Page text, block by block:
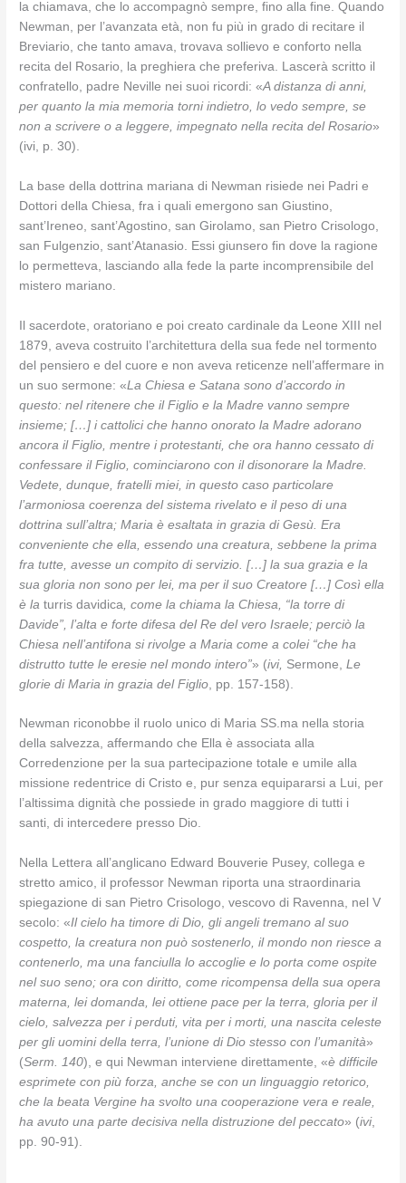
la chiamava, che lo accompagnò sempre, fino alla fine. Quando
Newman, per l’avanzata età, non fu più in grado di recitare il
Breviario, che tanto amava, trovava sollievo e conforto nella
recita del Rosario, la preghiera che preferiva. Lascerà scritto il
confratello, padre Neville nei suoi ricordi: «A distanza di anni,
per quanto la mia memoria torni indietro, lo vedo sempre, se
non a scrivere o a leggere, impegnato nella recita del Rosario»
(ivi, p. 30).
La base della dottrina mariana di Newman risiede nei Padri e
Dottori della Chiesa, fra i quali emergono san Giustino,
sant’Ireneo, sant’Agostino, san Girolamo, san Pietro Crisologo,
san Fulgenzio, sant’Atanasio. Essi giunsero fin dove la ragione
lo permetteva, lasciando alla fede la parte incomprensibile del
mistero mariano.
Il sacerdote, oratoriano e poi creato cardinale da Leone XIII nel
1879, aveva costruito l’architettura della sua fede nel tormento
del pensiero e del cuore e non aveva reticenze nell’affermare in
un suo sermone: «La Chiesa e Satana sono d’accordo in
questo: nel ritenere che il Figlio e la Madre vanno sempre
insieme; […] i cattolici che hanno onorato la Madre adorano
ancora il Figlio, mentre i protestanti, che ora hanno cessato di
confessare il Figlio, cominciarono con il disonorare la Madre.
Vedete, dunque, fratelli miei, in questo caso particolare
l’armoniosa coerenza del sistema rivelato e il peso di una
dottrina sull’altra; Maria è esaltata in grazia di Gesù. Era
conveniente che ella, essendo una creatura, sebbene la prima
fra tutte, avesse un compito di servizio. […] la sua grazia e la
sua gloria non sono per lei, ma per il suo Creatore […] Così ella
è laturris davidica , come la chiama la Chiesa, “la torre di
Davide”, l’alta e forte difesa del Re del vero Israele; perciò la
Chiesa nell’antifona si rivolge a Maria come a colei “che ha
distrutto tutte le eresie nel mondo intero”» (ivi, Sermone,Le
glorie di Maria in grazia del Figlio , pp. 157-158).
Newman riconobbe il ruolo unico di Maria SS.ma nella storia
della salvezza, affermando che Ella è associata alla
Corredenzione per la sua partecipazione totale e umile alla
missione redentrice di Cristo e, pur senza equipararsi a Lui, per
l’altissima dignità che possiede in grado maggiore di tutti i
santi, di intercedere presso Dio.
Nella Lettera all’anglicano Edward Bouverie Pusey, collega e
stretto amico, il professor Newman riporta una straordinaria
spiegazione di san Pietro Crisologo, vescovo di Ravenna, nel V
secolo: «Il cielo ha timore di Dio, gli angeli tremano al suo
cospetto, la creatura non può sostenerlo, il mondo non riesce a
contenerlo, ma una fanciulla lo accoglie e lo porta come ospite
nel suo seno; ora con diritto, come ricompensa della sua opera
materna, lei domanda, lei ottiene pace per la terra, gloria per il
cielo, salvezza per i perduti, vita per i morti, una nascita celeste
per gli uomini della terra, l’unione di Dio stesso con l’umanità»
(Serm. 140), e qui Newman interviene direttamente, «è difficile
esprimete con più forza, anche se con un linguaggio retorico,
che la beata Vergine ha svolto una cooperazione vera e reale,
ha avuto una parte decisiva nella distruzione del peccato» (ivi,
pp. 90-91).